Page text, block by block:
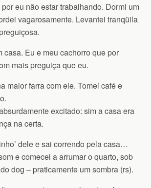
eu não estar trabalhando. Dormi um
vagarosamente. Levantei tranqüila
casa. Eu e meu cachorro que por
mais preguiça que eu.
maior farra com ele. Tomei café e
excitado: sim a casa era
na certa.
dele e sai correndo pela casa…
e comecei a arrumar o quarto, sob
dog – praticamente um sombra (rs).